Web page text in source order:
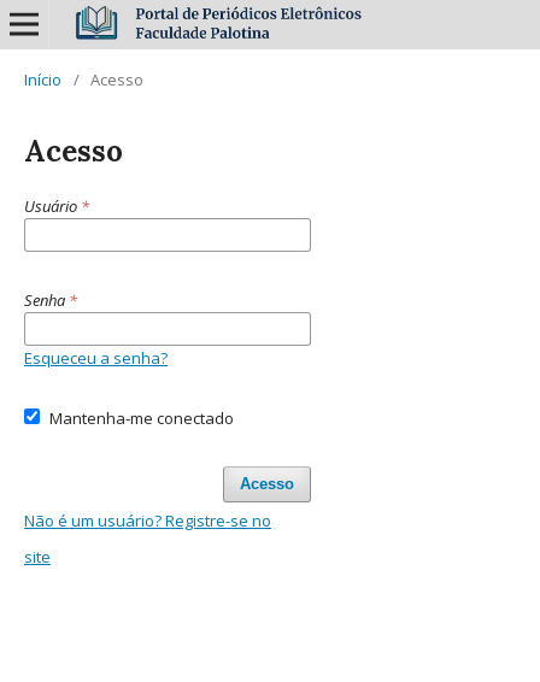
Início / Acesso
Acesso
Usuário *
Senha *
Esqueceu a senha?
Mantenha-me conectado
Acesso
Não é um usuário? Registre-se no
site